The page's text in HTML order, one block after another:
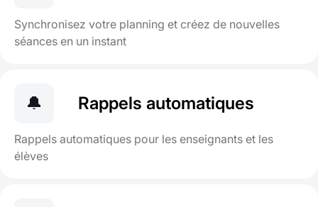
Synchronisez votre planning et créez de nouvelles
séances en un instant
🔔 Rappels automatiques
Rappels automatiques pour les enseignants et les
élèves